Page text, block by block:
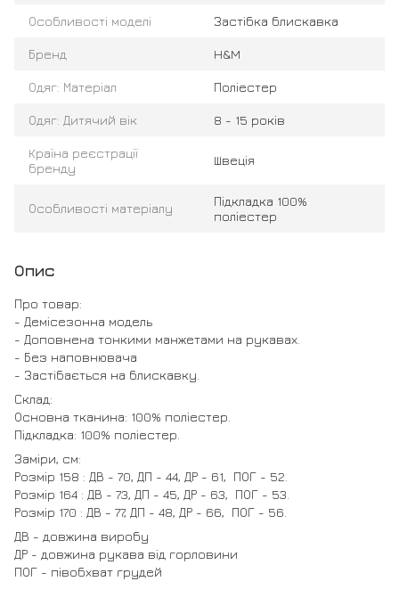
Особливості моделі Застібка блискавка
Бренд H&M
Одяг: Матеріал Поліестер
Одяг: Дитячий вік 8 - 15 років
Країна реєстрації
бренду
Швеція
Особливості матеріалу
Підкладка 100%
поліестер
Опис
Про товар:
- Демісезонна модель
- Доповнена тонкими манжетами на рукавах.
- Без наповнювача
- Застібається на блискавку.
Склад:
Основна тканина: 100% поліестер.
Підкладка: 100% поліестер.
Заміри, см:
Розмір 158 : ДВ - 70, ДП - 44, ДР - 61, ПОГ - 52.
Розмір 164 : ДВ - 73, ДП - 45, ДР - 63, ПОГ - 53.
Розмір 170 : ДВ - 77, ДП - 48, ДР - 66, ПОГ - 56.
ДВ - довжина виробу
ДР - довжина рукава від горловини
ПОГ - півобхват грудей